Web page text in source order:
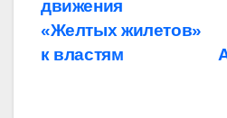
записям
движения
«Желтых жилетов»
к властям